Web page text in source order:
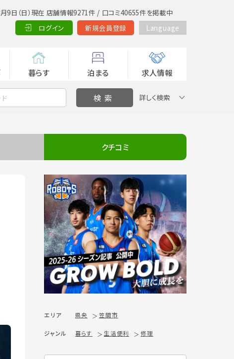
9日（日）現在 店舗情報9271件 / 口コミ40655件を掲載中
ログイン
新規会員登録 Language
暮らす 泊まる 求人情報
詳しく検索
クチコミ
エリア 県央 笠間市
ジャンル 暮らす 生活便利 修理